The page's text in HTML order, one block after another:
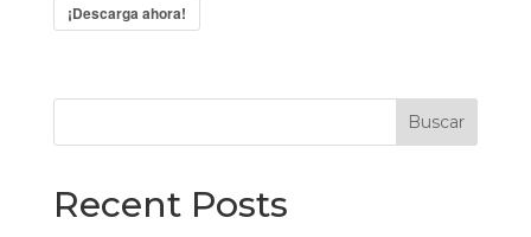
¡Descarga ahora!
Buscar
Recent Posts